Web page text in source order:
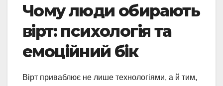
Чому люди обирають
вірт: психологія та
емоційний бік
Вірт приваблює не лише технологіями, а й тим,